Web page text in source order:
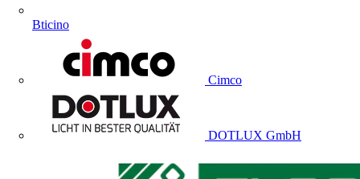
Bticino
Cimco
DOTLUX GmbH